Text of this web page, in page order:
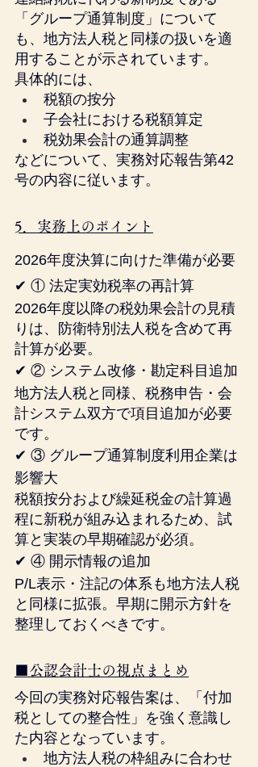
「グループ通算制度」について
も、地方法人税と同様の扱いを適
用することが示されています。
具体的には、
税額の按分
子会社における税額算定
税効果会計の通算調整
などについて、実務対応報告第42
号の内容に従います。
5．実務上のポイント
2026年度決算に向けた準備が必要
✔ ① 法定実効税率の再計算
2026年度以降の税効果会計の見積
りは、防衛特別法人税を含めて再
計算が必要。
✔ ② システム改修・勘定科目追加
地方法人税と同様、税務申告・会
計システム双方で項目追加が必要
です。
✔ ③ グループ通算制度利用企業は
影響大
税額按分および繰延税金の計算過
程に新税が組み込まれるため、試
算と実装の早期確認が必須。
✔ ④ 開示情報の追加
P/L表示・注記の体系も地方法人税
と同様に拡張。早期に開示方針を
整理しておくべきです。
■公認会計士の視点まとめ
今回の実務対応報告案は、「付加
税としての整合性」を強く意識し
た内容となっています。
地方法人税の枠組みに合わせ